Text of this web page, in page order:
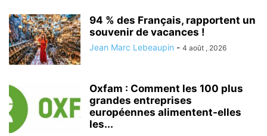
94 % des Français, rapportent un
souvenir de vacances !
Jean Marc Lebeaupin - 4 août , 2026
Oxfam : Comment les 100 plus
grandes entreprises
européennes alimentent-elles
les...